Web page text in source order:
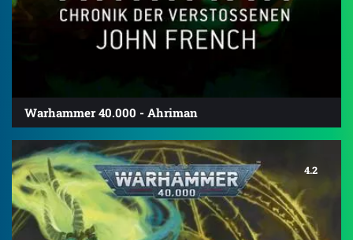
Warhammer 40.000 - Ahriman
4.2